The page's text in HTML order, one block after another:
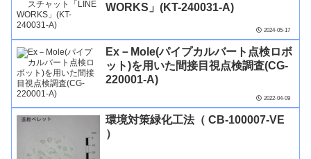
WORKS」(KT-240031-A)
2024-05-17
Ex－Mole(パイプカルバート点検ロボ
ット)を用いた間接目視点検調査(CG-
220001-A)
2022-04-09
環境対策緑化工法（ CB-100007-VE
）